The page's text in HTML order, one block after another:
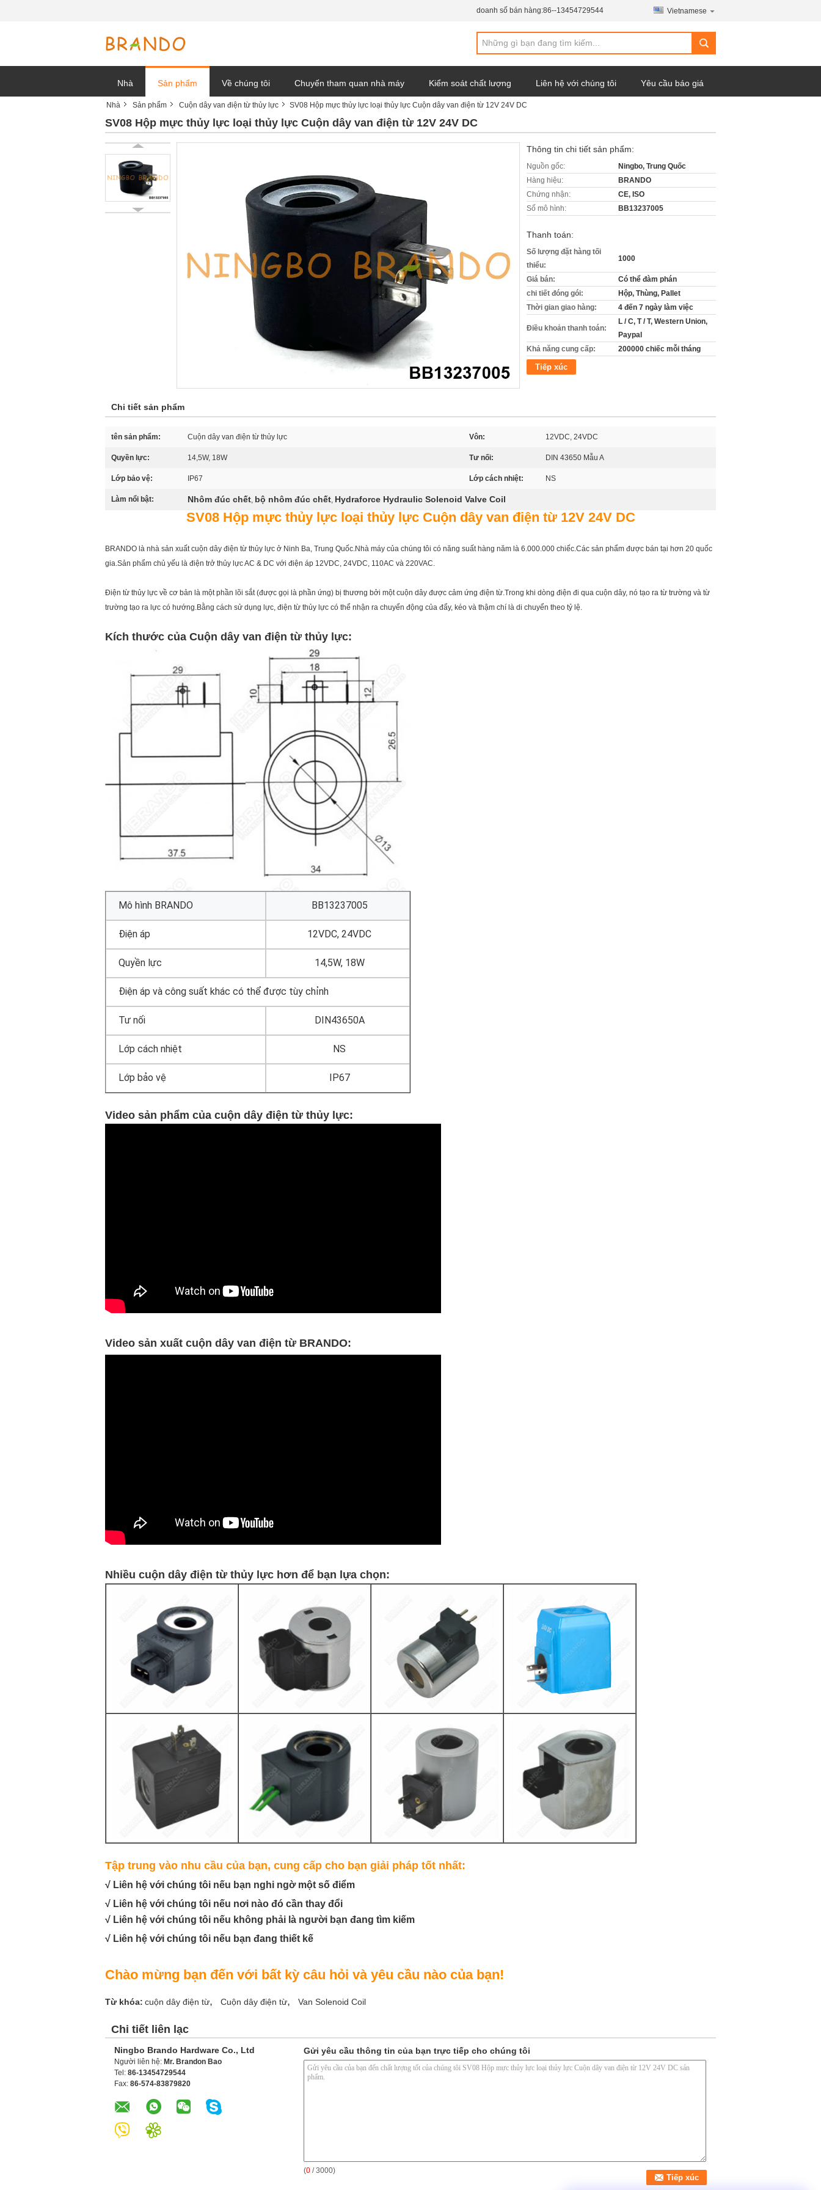
doanh số bán hàng:86--13454729544 Vietnamese
Nhà Sản phẩm Về chúng tôi Chuyến tham quan nhà máy Kiểm soát chất lượng Liên hệ với chúng tôi Yêu cầu báo giá
tin tức công ty
Nhà Sản phẩm Cuộn dây van điện từ thủy lực SV08 Hộp mực thủy lực loại thủy lực Cuộn dây van điện từ 12V 24V DC
SV08 Hộp mực thủy lực loại thủy lực Cuộn dây van điện từ 12V 24V DC
Thông tin chi tiết sản phẩm:
Nguồn gốc:
Ningbo, Trung Quốc
Hàng hiệu:
BRANDO
Chứng nhận:
CE, ISO
Số mô hình:
BB13237005
Thanh toán:
Số lượng đặt hàng tối
thiểu:
1000
Giá bán:
Có thể đàm phán
chi tiết đóng gói:
Hộp, Thùng, Pallet
Thời gian giao hàng:
4 đến 7 ngày làm việc
Điều khoản thanh toán:
L / C, T / T, Western Union,
Paypal
Khả năng cung cấp:
200000 chiếc mỗi tháng
Tiếp xúc
Chi tiết sản phẩm
tên sản phẩm: Cuộn dây van điện từ thủy lực Vôn: 12VDC, 24VDC
Quyền lực: 14,5W, 18W Tư nối: DIN 43650 Mẫu A
Lớp bảo vệ: IP67 Lớp cách nhiệt: NS
Làm nổi bật: Nhôm đúc chết, bộ nhôm đúc chết, Hydraforce Hydraulic Solenoid Valve Coil
SV08 Hộp mực thủy lực loại thủy lực Cuộn dây van điện từ 12V 24V DC
BRANDO là nhà sản xuất cuộn dây điện từ thủy lực ở Ninh Ba, Trung Quốc.Nhà máy của chúng tôi có năng suất hàng năm là 6.000.000 chiếc.Các sản phẩm được bán tại hơn 20 quốc
gia.Sản phẩm chủ yếu là điện trở thủy lực AC & DC với điện áp 12VDC, 24VDC, 110AC và 220VAC.
Điện từ thủy lực về cơ bản là một phần lõi sắt (được gọi là phần ứng) bị thương bởi một cuộn dây được cảm ứng điện từ.Trong khi dòng điện đi qua cuộn dây, nó tạo ra từ trường và từ
trường tạo ra lực có hướng.Bằng cách sử dụng lực, điện từ thủy lực có thể nhận ra chuyển động của đẩy, kéo và thậm chí là di chuyển theo tỷ lệ.
Kích thước của Cuộn dây van điện từ thủy lực:
Mô hình BRANDO BB13237005
Điện áp 12VDC, 24VDC
Quyền lực 14,5W, 18W
Điện áp và công suất khác có thể được tùy chỉnh
Tư nối DIN43650A
Lớp cách nhiệt NS
Lớp bảo vệ IP67
Video sản phẩm của cuộn dây điện từ thủy lực:
Video sản xuất cuộn dây van điện từ BRANDO:
Nhiều cuộn dây điện từ thủy lực hơn để bạn lựa chọn:
Tập trung vào nhu cầu của bạn, cung cấp cho bạn giải pháp tốt nhất:
√ Liên hệ với chúng tôi nếu bạn nghi ngờ một số điểm
√ Liên hệ với chúng tôi nếu nơi nào đó cần thay đổi
√ Liên hệ với chúng tôi nếu không phải là người bạn đang tìm kiếm
√ Liên hệ với chúng tôi nếu bạn đang thiết kế
Chào mừng bạn đến với bất kỳ câu hỏi và yêu cầu nào của bạn!
Từ khóa: cuộn dây điện từ, Cuộn dây điện từ, Van Solenoid Coil
Chi tiết liên lạc
Ningbo Brando Hardware Co., Ltd
Người liên hệ: Mr. Brandon Bao
Tel: 86-13454729544
Fax: 86-574-83879820
Gửi yêu cầu thông tin của bạn trực tiếp cho chúng tôi
(0 / 3000)